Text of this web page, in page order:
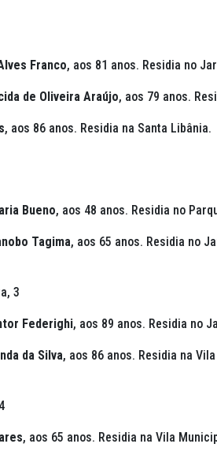
Franco, aos 81 anos. Residia no
de Oliveira Araújo, aos 79 anos.
, aos 86 anos. Residia na Santa Libânia.
Bueno, aos 48 anos. Residia no
Tagima, aos 65 anos. Residia no
3
Federighi, aos 89 anos. Residia no
da Silva, aos 86 anos. Residia na
, aos 65 anos. Residia na Vila